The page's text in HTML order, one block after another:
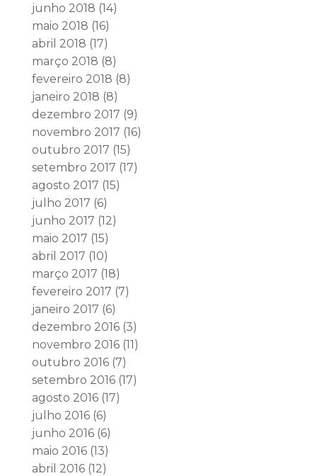
junho 2018 (14)
maio 2018 (16)
abril 2018 (17)
março 2018 (8)
fevereiro 2018 (8)
janeiro 2018 (8)
dezembro 2017 (9)
novembro 2017 (16)
outubro 2017 (15)
setembro 2017 (17)
agosto 2017 (15)
julho 2017 (6)
junho 2017 (12)
maio 2017 (15)
abril 2017 (10)
março 2017 (18)
fevereiro 2017 (7)
janeiro 2017 (6)
dezembro 2016(3)
novembro 2016(11)
outubro 2016(7)
setembro 2016(17)
agosto 2016(17)
julho 2016(6)
junho 2016(6)
maio 2016(13)
abril 2016(12)